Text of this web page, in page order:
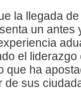
la llegada
un antes
el
que ha
de sus